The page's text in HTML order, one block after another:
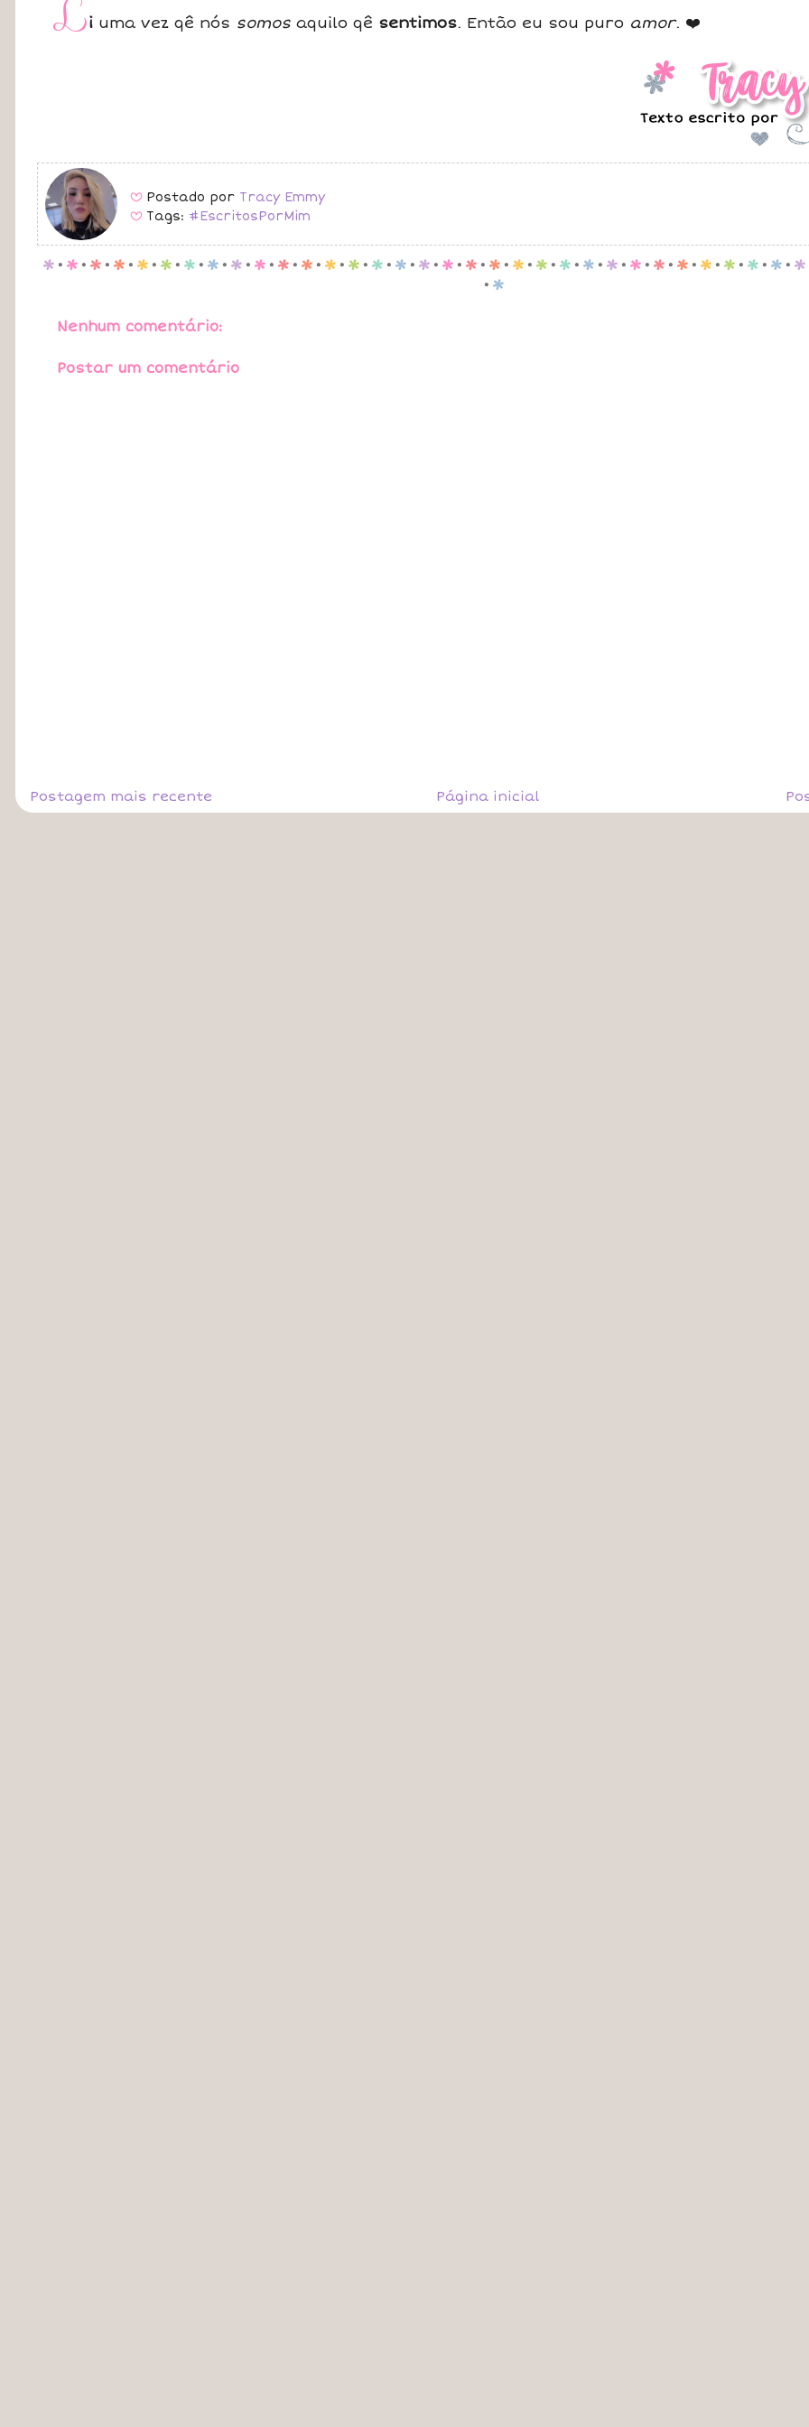
Li uma vez qê nós somos aquilo qê sentimos. Então eu sou puro amor. ❤️
B Postado por Tracy Emmy
B Tags: #EscritosPorMim
p . p . p . p . p . p . p . p . p . p . p . p . p . p . p . p . p . p . p . p . p . p . p . p . p . p . p . p . p . p . p . p . p
. p
Nenhum comentário:
Postar um comentário
Postagem mais recente Página inicial